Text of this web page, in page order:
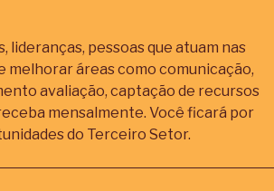
lideranças, pessoas que atuam nas
melhorar áreas como comunicação,
avaliação, captação de recursos
mensalmente. Você ficará por
do Terceiro Setor.